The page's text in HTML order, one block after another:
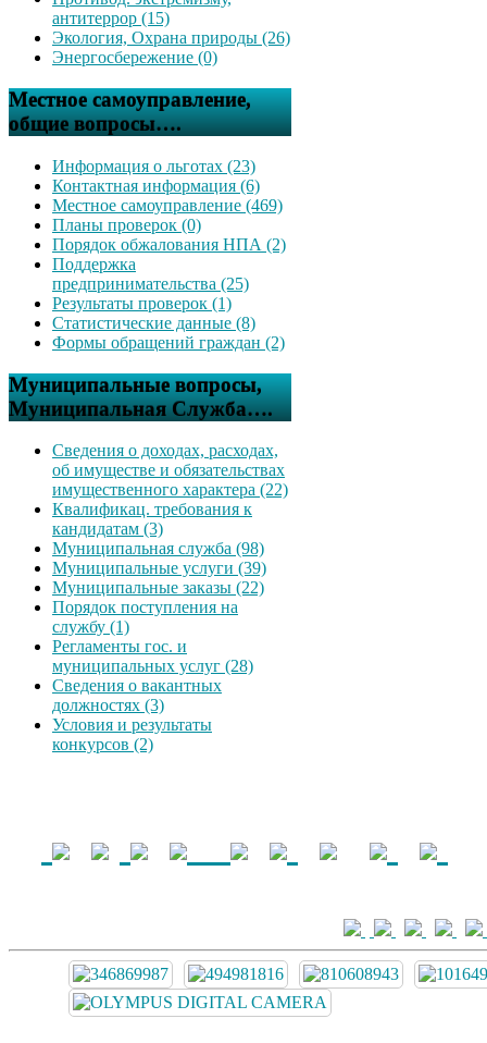
антитеррор (15)
Экология, Охрана природы (26)
Энергосбережение (0)
Местное самоуправление,
общие вопросы….
Информация о льготах (23)
Контактная информация (6)
Местное самоуправление (469)
Планы проверок (0)
Порядок обжалования НПА (2)
Поддержка
предпринимательства (25)
Результаты проверок (1)
Статистические данные (8)
Формы обращений граждан (2)
Муниципальные вопросы,
Муниципальная Служба….
Сведения о доходах, расходах,
об имуществе и обязательствах
имущественного характера (22)
Квалификац. требования к
кандидатам (3)
Муниципальная служба (98)
Муниципальные услуги (39)
Муниципальные заказы (22)
Порядок поступления на
службу (1)
Регламенты гос. и
муниципальных услуг (28)
Сведения о вакантных
должностях (3)
Условия и результаты
конкурсов (2)